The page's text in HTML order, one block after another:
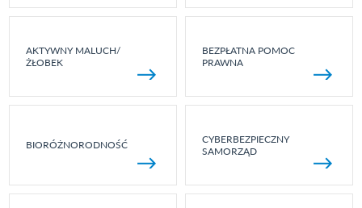
AKTYWNY MALUCH/
ŻŁOBEK
BEZPŁATNA POMOC
PRAWNA
BIORÓŻNORODNOŚĆ
CYBERBEZPIECZNY
SAMORZĄD